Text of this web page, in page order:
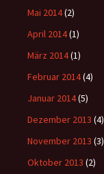
Mai 2014(2)
April 2014(1)
März 2014(1)
Februar 2014(4)
Januar 2014(5)
Dezember 2013 (4)
November 2013 (3)
Oktober 2013 (2)